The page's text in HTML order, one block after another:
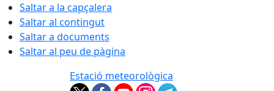
Saltar a la capçalera
Saltar al contingut
Saltar a documents
Saltar al peu de pàgina
Estació meteorològica